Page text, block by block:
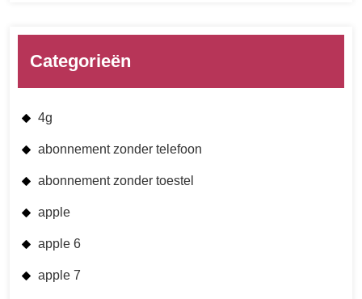
Categorieën
4g
abonnement zonder telefoon
abonnement zonder toestel
apple
apple 6
apple 7